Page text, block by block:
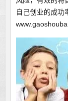
自己创业的成功